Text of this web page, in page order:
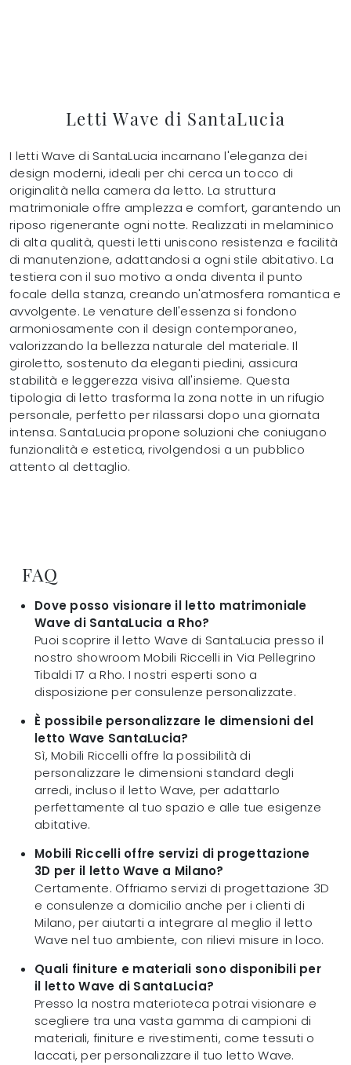
Letti Wave di SantaLucia
I letti Wave di SantaLucia incarnano l'eleganza dei
design moderni, ideali per chi cerca un tocco di
originalità nella camera da letto. La struttura
matrimoniale offre amplezza e comfort, garantendo un
riposo rigenerante ogni notte. Realizzati in melaminico
di alta qualità, questi letti uniscono resistenza e facilità
di manutenzione, adattandosi a ogni stile abitativo. La
testiera con il suo motivo a onda diventa il punto
focale della stanza, creando un'atmosfera romantica e
avvolgente. Le venature dell'essenza si fondono
armoniosamente con il design contemporaneo,
valorizzando la bellezza naturale del materiale. Il
giroletto, sostenuto da eleganti piedini, assicura
stabilità e leggerezza visiva all'insieme. Questa
tipologia di letto trasforma la zona notte in un rifugio
personale, perfetto per rilassarsi dopo una giornata
intensa. SantaLucia propone soluzioni che coniugano
funzionalità e estetica, rivolgendosi a un pubblico
attento al dettaglio.
FAQ
Dove posso visionare il letto matrimoniale
Wave di SantaLucia a Rho?
Puoi scoprire il letto Wave di SantaLucia presso il
nostro showroom Mobili Riccelli in Via Pellegrino
Tibaldi 17 a Rho. I nostri esperti sono a
disposizione per consulenze personalizzate.
È possibile personalizzare le dimensioni del
letto Wave SantaLucia?
Sì, Mobili Riccelli offre la possibilità di
personalizzare le dimensioni standard degli
arredi, incluso il letto Wave, per adattarlo
perfettamente al tuo spazio e alle tue esigenze
abitative.
Mobili Riccelli offre servizi di progettazione
3D per il letto Wave a Milano?
Certamente. Offriamo servizi di progettazione 3D
e consulenze a domicilio anche per i clienti di
Milano, per aiutarti a integrare al meglio il letto
Wave nel tuo ambiente, con rilievi misure in loco.
Quali finiture e materiali sono disponibili per
il letto Wave di SantaLucia?
Presso la nostra materioteca potrai visionare e
scegliere tra una vasta gamma di campioni di
materiali, finiture e rivestimenti, come tessuti o
laccati, per personalizzare il tuo letto Wave.